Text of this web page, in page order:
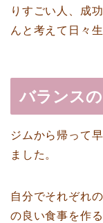
りすごい人、成
んと考えて日々
バランス
ジムから帰って
ました。
自分でそれぞれ
の良い食事を作